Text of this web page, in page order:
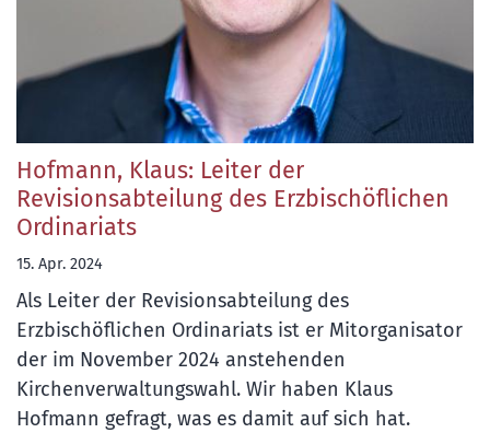
Hofmann, Klaus: Leiter der
Revisionsabteilung des Erzbischöflichen
Ordinariats
15. Apr. 2024
Als Leiter der Revisionsabteilung des
Erzbischöflichen Ordinariats ist er Mitorganisator
der im November 2024 anstehenden
Kirchenverwaltungswahl. Wir haben Klaus
Hofmann gefragt, was es damit auf sich hat.